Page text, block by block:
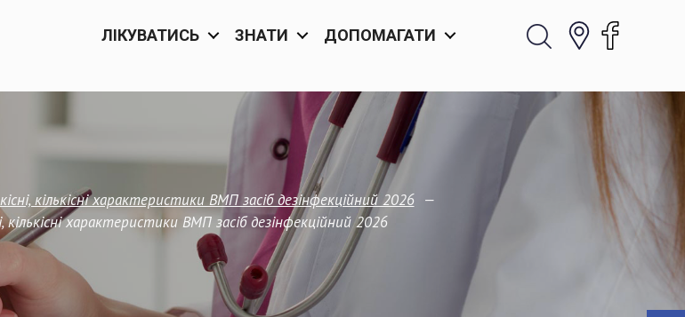
ЛІКУВАТИСЬ ЗНАТИ ДОПОМАГАТИ
кількісні характеристики ВМП засіб дезінфекційний 2026 —
кількісні характеристики ВМП засіб дезінфекційний 2026